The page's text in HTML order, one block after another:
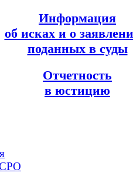
Информация
об исках и о
поданных в суды
Отчетность
в юстицию
СРО